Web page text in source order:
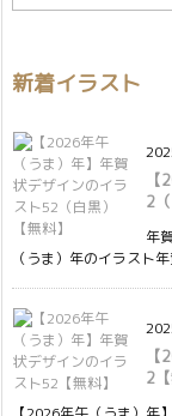
新着イラスト
2
年
（うま）年のイラスト
2【